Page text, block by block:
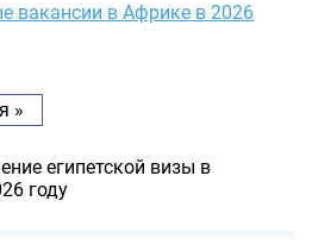
вакансии в Африке в 2026
»
египетской визы в
году